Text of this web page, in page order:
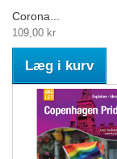
Corona...
109,00 kr
Læg i kurv